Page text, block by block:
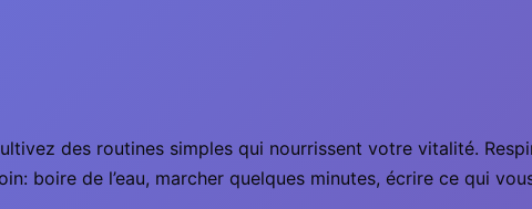
des routines simples qui nourrissent votre vitalité.
boire de l’eau, marcher quelques minutes, écrire ce qui